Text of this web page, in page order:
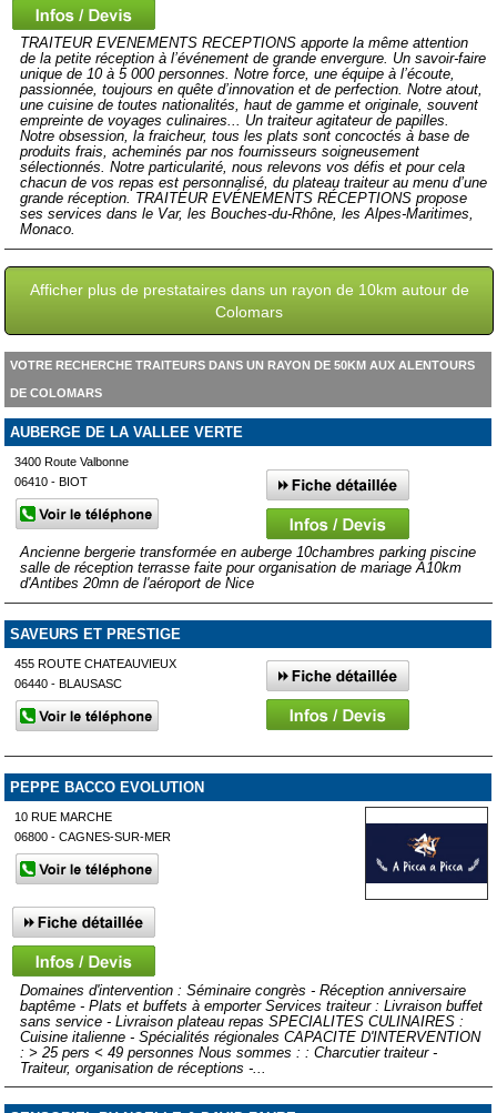
TRAITEUR EVENEMENTS RECEPTIONS apporte la même attention
de la petite réception à l’événement de grande envergure. Un savoir-faire
unique de 10 à 5 000 personnes. Notre force, une équipe à l’écoute,
passionnée, toujours en quête d’innovation et de perfection. Notre atout,
une cuisine de toutes nationalités, haut de gamme et originale, souvent
empreinte de voyages culinaires... Un traiteur agitateur de papilles.
Notre obsession, la fraicheur, tous les plats sont concoctés à base de
produits frais, acheminés par nos fournisseurs soigneusement
sélectionnés. Notre particularité, nous relevons vos défis et pour cela
chacun de vos repas est personnalisé, du plateau traiteur au menu d’une
grande réception. TRAITEUR EVÉNEMENTS RÉCEPTIONS propose
ses services dans le Var, les Bouches-du-Rhône, les Alpes-Maritimes,
Monaco.
Afficher plus de prestataires dans un rayon de 10km autour de
Colomars
VOTRE RECHERCHE TRAITEURS DANS UN RAYON DE 50KM AUX ALENTOURS
DE COLOMARS
AUBERGE DE LA VALLEE VERTE
3400 Route Valbonne
06410 - BIOT
Ancienne bergerie transformée en auberge 10chambres parking piscine
salle de réception terrasse faite pour organisation de mariage A10km
d'Antibes 20mn de l'aéroport de Nice
SAVEURS ET PRESTIGE
455 ROUTE CHATEAUVIEUX
06440 - BLAUSASC
PEPPE BACCO EVOLUTION
10 RUE MARCHE
06800 - CAGNES-SUR-MER
Domaines d'intervention : Séminaire congrès - Réception anniversaire
baptême - Plats et buffets à emporter Services traiteur : Livraison buffet
sans service - Livraison plateau repas SPECIALITES CULINAIRES :
Cuisine italienne - Spécialités régionales CAPACITE D'INTERVENTION
: > 25 pers < 49 personnes Nous sommes : : Charcutier traiteur -
Traiteur, organisation de réceptions -...